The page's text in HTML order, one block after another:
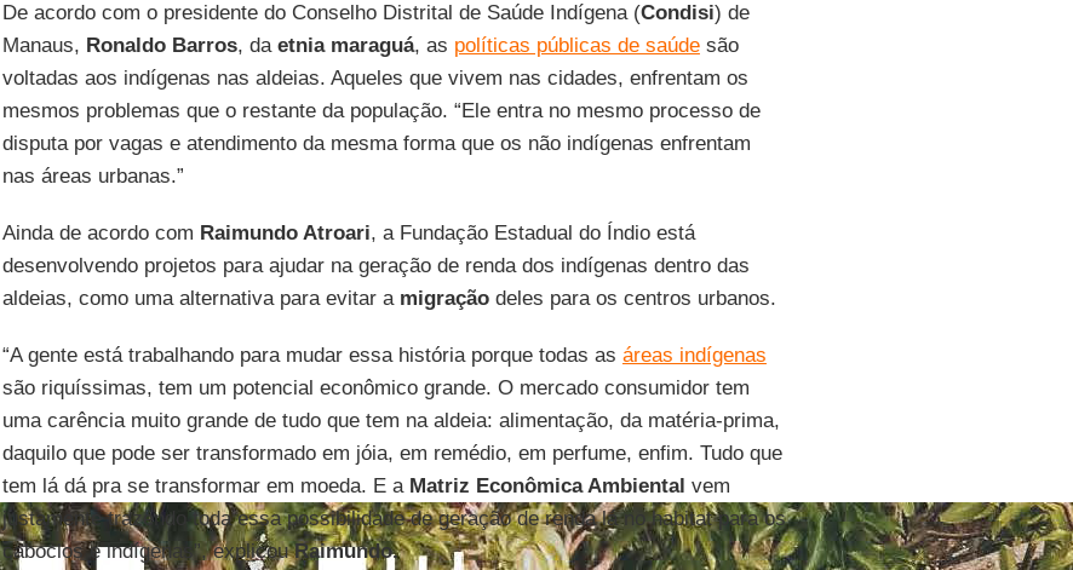
De acordo com o presidente do Conselho Distrital de Saúde Indígena (Condisi) de
Manaus, Ronaldo Barros, da etnia maraguá, as políticas públicas de saúdesão
voltadas aos indígenas nas aldeias. Aqueles que vivem nas cidades, enfrentam os
mesmos problemas que o restante da população. “Ele entra no mesmo processo de
disputa por vagas e atendimento da mesma forma que os não indígenas enfrentam
nas áreas urbanas.”
Ainda de acordo com Raimundo Atroari, a Fundação Estadual do Índio está
desenvolvendo projetos para ajudar na geração de renda dos indígenas dentro das
aldeias, como uma alternativa para evitar a migraçãodeles para os centros urbanos.
“A gente está trabalhando para mudar essa história porque todas as áreas indígenas
são riquíssimas, tem um potencial econômico grande. O mercado consumidor tem
uma carência muito grande de tudo que tem na aldeia: alimentação, da matéria-prima,
daquilo que pode ser transformado em jóia, em remédio, em perfume, enfim. Tudo que
tem lá dá pra se transformar em moeda. E a Matriz Econômica Ambiental vem
justamente trazendo toda essa possibilidade de geração de renda lá no habitat para os
caboclos e indígenas”, explicouRaimundo.